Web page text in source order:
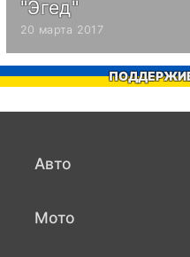
"Эгед"
20 марта 2017
Авто
Мото